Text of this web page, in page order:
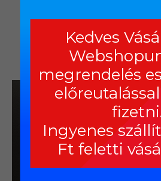
Kedves
megrendelés
Ingyenes
Ft feletti
Részletek